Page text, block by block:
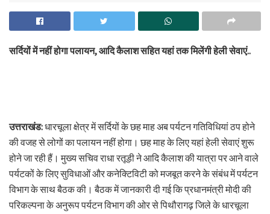
सर्दियों में नहीं होगा पलायन, आदि कैलाश सहित यहां तक मिलेंगी हेली सेवाएं..
उत्तराखंड:धारचूला क्षेत्र में सर्दियों के छह माह अब पर्यटन गतिविधियां ठप होने
की वजह से लोगों का पलायन नहीं होगा। छह माह के लिए यहां हेली सेवाएं शुरू
होने जा रही हैं। मुख्य सचिव राधा रतूड़ी ने आदि कैलाश की यात्रा पर आने वाले
पर्यटकों के लिए सुविधाओं और कनेक्टिविटी को मजबूत करने के संबंध में पर्यटन
विभाग के साथ बैठक की। बैठक में जानकारी दी गई कि प्रधानमंत्री मोदी की
परिकल्पना के अनुरूप पर्यटन विभाग की ओर से पिथौरागढ़ जिले के धारचूला